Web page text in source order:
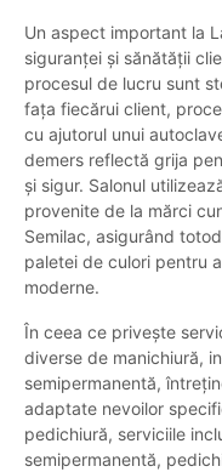
Un aspect important la
siguranței și sănătății
procesul de lucru sunt
fața fiecărui client,
cu ajutorul unui
demers reflectă grija
și sigur. Salonul
provenite de la mărci
Semilac, asigurând
paletei de culori pentru
moderne.
În ceea ce privește
diverse de manichiură,
semipermanentă,
adaptate nevoilor
pedichiură, serviciile
semipermanentă,